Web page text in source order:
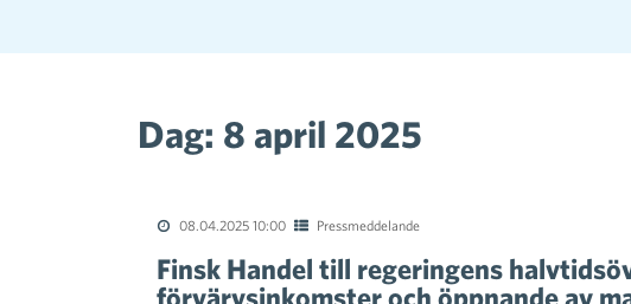
Dag: 8 april 2025
08.04.2025 10:00 Pressmeddelande
Finsk Handel till regeringens
förvärvsinkomster och öppnande av